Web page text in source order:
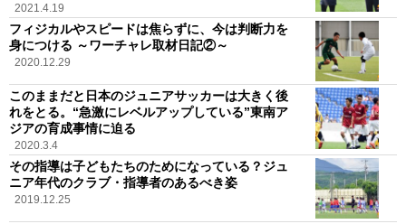
2021.4.19
フィジカルやスピードは焦らずに、今は判断力を
身につける ～ワーチャレ取材日記②～
2020.12.29
このままだと日本のジュニアサッカーは大きく後
れをとる。“急激にレベルアップしている”東南ア
ジアの育成事情に迫る
2020.3.4
その指導は子どもたちのためになっている？ジュ
ニア年代のクラブ・指導者のあるべき姿
2019.12.25